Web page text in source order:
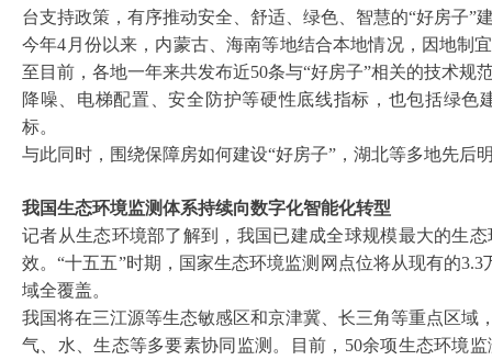
台支持政策，有序推动安全、舒适、绿色、智慧的“好房子”
今年4月份以来，内蒙古、海南等地结合本地情况，因地制
至目前，各地一年来共发布近50条与“好房子”相关的技术规
降噪、电梯配置、安全防护等硬性底线指标，也包括绿
标。
与此同时，围绕保障房如何建设“好房子”，湖北等多地先后
我国生态环境监测体系持续向数字化智能化转型
记者从生态环境部了解到，我国已建成全球规模最大的生
效。“十五五”时期，国家生态环境监测网点位将从现有的
域全覆盖。
我国将在三江源等生态敏感区和京津冀、长三角等重点区域
气、水、生态等多要素协同监测。目前，50余项生态环境